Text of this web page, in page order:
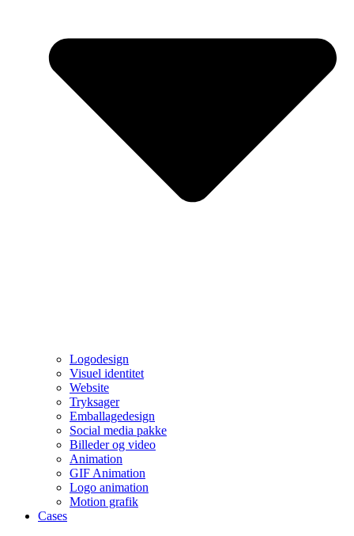
Logodesign
Visuel identitet
Website
Tryksager
Emballagedesign
Social media pakke
Billeder og video
Animation
GIF Animation
Logo animation
Motion grafik
Cases